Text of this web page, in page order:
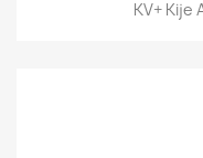
KV+ Kije